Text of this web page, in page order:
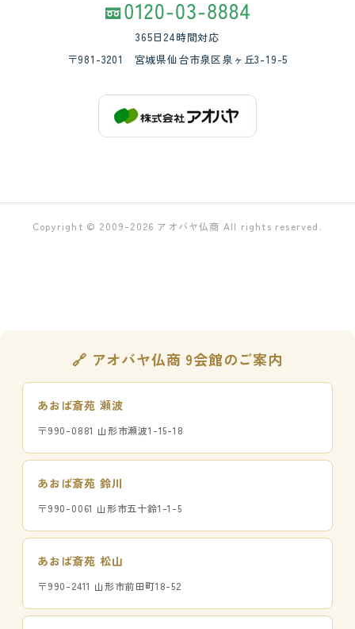
365日24時間対応
〒981-3201 宮城県仙台市泉区泉ヶ丘3-19-5
Copyright © 2009-2026 アオバヤ仏商 All rights reserved.
🔗 アオバヤ仏商 9会館のご案内
あおば斎苑 瀬波
〒990-0881 山形市瀬波1-15-18
あおば斎苑 鈴川
〒990-0061 山形市五十鈴1-1-5
あおば斎苑 松山
〒990-2411 山形市前田町18-52